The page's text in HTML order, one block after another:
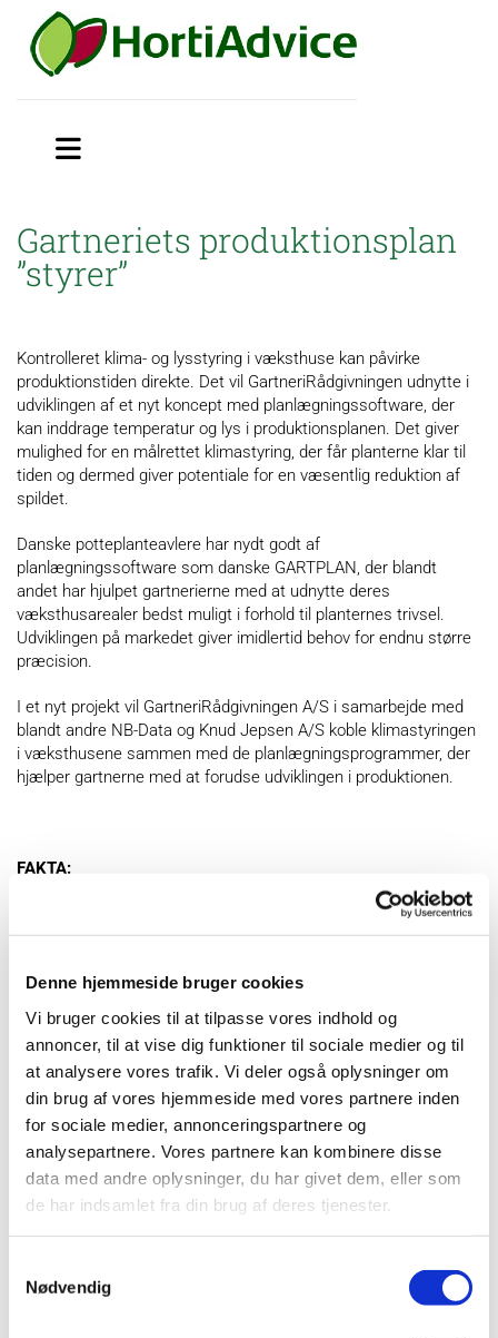
Denne hjemmeside bruger cookies
Vi bruger cookies til at tilpasse vores indhold og
annoncer, til at vise dig funktioner til sociale medier og til
at analysere vores trafik. Vi deler også oplysninger om
din brug af vores hjemmeside med vores partnere inden
for sociale medier, annonceringspartnere og
analysepartnere. Vores partnere kan kombinere disse
data med andre oplysninger, du har givet dem, eller som
de har indsamlet fra din brug af deres tjenester.
Nødvendig
Gartneriets produktionsplan
”styrer”
Kontrolleret klima- og lysstyring i væksthuse kan påvirke
produktionstiden direkte. Det vil GartneriRådgivningen udnytte i
udviklingen af et nyt koncept med planlægningssoftware, der
kan inddrage temperatur og lys i produktionsplanen. Det giver
mulighed for en målrettet klimastyring, der får planterne klar til
tiden og dermed giver potentiale for en væsentlig reduktion af
spildet.
Danske potteplanteavlere har nydt godt af
planlægningssoftware som danske GARTPLAN, der blandt
andet har hjulpet gartnerierne med at udnytte deres
væksthusarealer bedst muligt i forhold til planternes trivsel.
Udviklingen på markedet giver imidlertid behov for endnu større
præcision.
I et nyt projekt vil GartneriRådgivningen A/S i samarbejde med
blandt andre NB-Data og Knud Jepsen A/S koble klimastyringen
i væksthusene sammen med de planlægningsprogrammer, der
hjælper gartnerne med at forudse udviklingen i produktionen.
FAKTA:
GartneriRådgivningen A/S, Sogo Team ApS, NB-Data, Knud
Jepsen A/S, Tropica Aquarium Plants A/S, Graff Kristensen A/S